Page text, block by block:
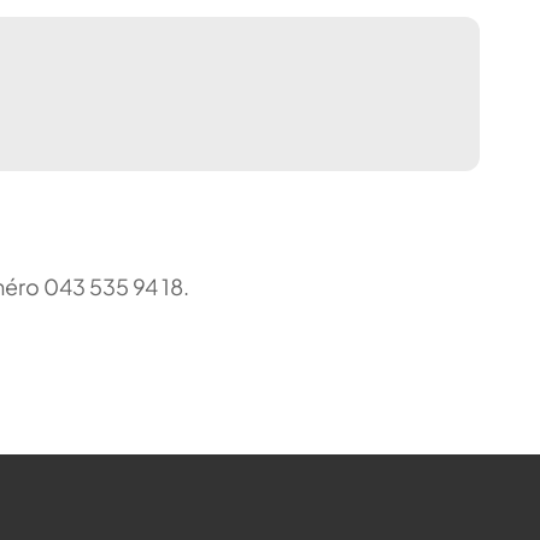
043 535 94 18.